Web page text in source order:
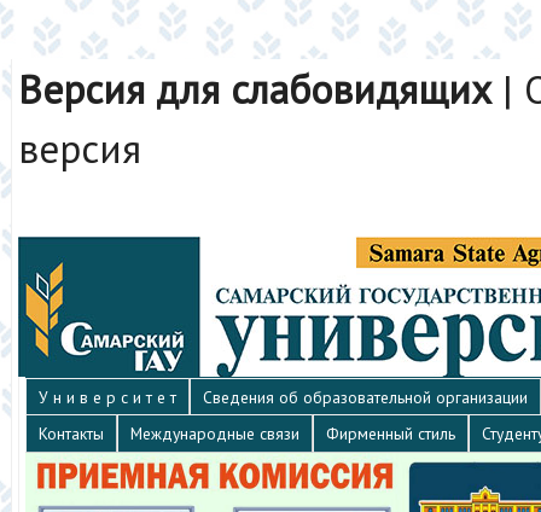
Версия для слабовидящих|
версия
У н и в е р с и т е т
Сведения об образовательной организации
Контакты
Международные связи Фирменный стиль